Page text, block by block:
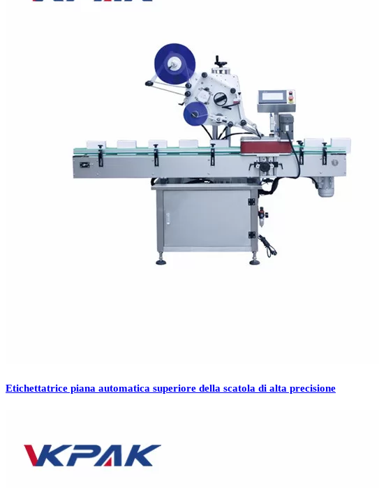
Etichettatrice piana automatica superiore della scatola di alta precisione